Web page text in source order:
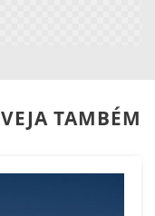
VEJA TAMBÉM